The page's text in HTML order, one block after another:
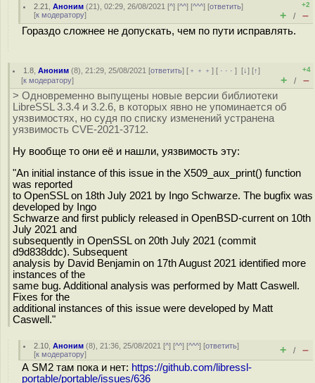
2.21 ,Аноним (21), 02:29, 26/08/2021 [^] [^^] [^^^] [ответить]
[к модератору]
+2
+ / –
Гораздо сложнее не допускать, чем по пути исправлять.
1.8 ,Аноним (8), 21:29, 25/08/2021 [ответить] [ ﹢﹢﹢] [ · · ·][↓] [↑]
[к модератору]
+4
+ / –
> Одновременно выпущены новые версии библиотеки
LibreSSL 3.3.4 и 3.2.6, в которых явно не упоминается об
уязвимостях, но судя по списку изменений устранена
уязвимость CVE-2021-3712.
Ну вообще то они её и нашли, уязвимость эту:
"An initial instance of this issue in the X509_aux_print() function
was reported
to OpenSSL on 18th July 2021 by Ingo Schwarze. The bugfix was
developed by Ingo
Schwarze and first publicly released in OpenBSD-current on 10th
July 2021 and
subsequently in OpenSSL on 20th July 2021 (commit
d9d838ddc). Subsequent
analysis by David Benjamin on 17th August 2021 identified more
instances of the
same bug. Additional analysis was performed by Matt Caswell.
Fixes for the
additional instances of this issue were developed by Matt
Caswell."
2.10 ,Аноним (8), 21:36, 25/08/2021 [^] [^^] [^^^] [ответить]
[к модератору] + / –
А SM2 там пока и нет: https://github.com/libressl-
portable/portable/issues/636